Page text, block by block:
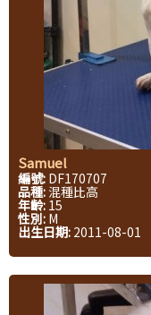
Samuel
編號: DF170707
品種: 混種比高
年齡: 15
性別: M
出生日期: 2011-08-01